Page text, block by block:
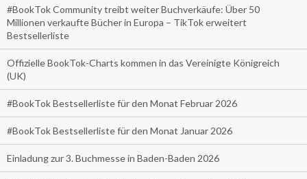
#BookTok Community treibt weiter Buchverkäufe: Über 50
Millionen verkaufte Bücher in Europa – TikTok erweitert
Bestsellerliste
Offizielle BookTok-Charts kommen in das Vereinigte Königreich
(UK)
#BookTok Bestsellerliste für den Monat Februar 2026
#BookTok Bestsellerliste für den Monat Januar 2026
Einladung zur 3. Buchmesse in Baden-Baden 2026